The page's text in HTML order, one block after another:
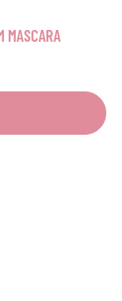
MASCARA